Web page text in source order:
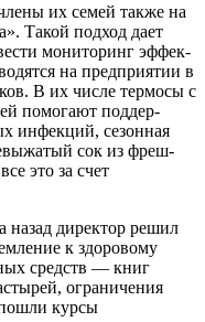
их семей также на
Такой подход дает
мониторинг эффек­
на предприятии в
В их числе термосы с
помогают поддер­
инфекций, сезонная
сок из фреш-
это за счет
назад директор ре­шил
к здоровому
средств — книг
ограничения
курсы